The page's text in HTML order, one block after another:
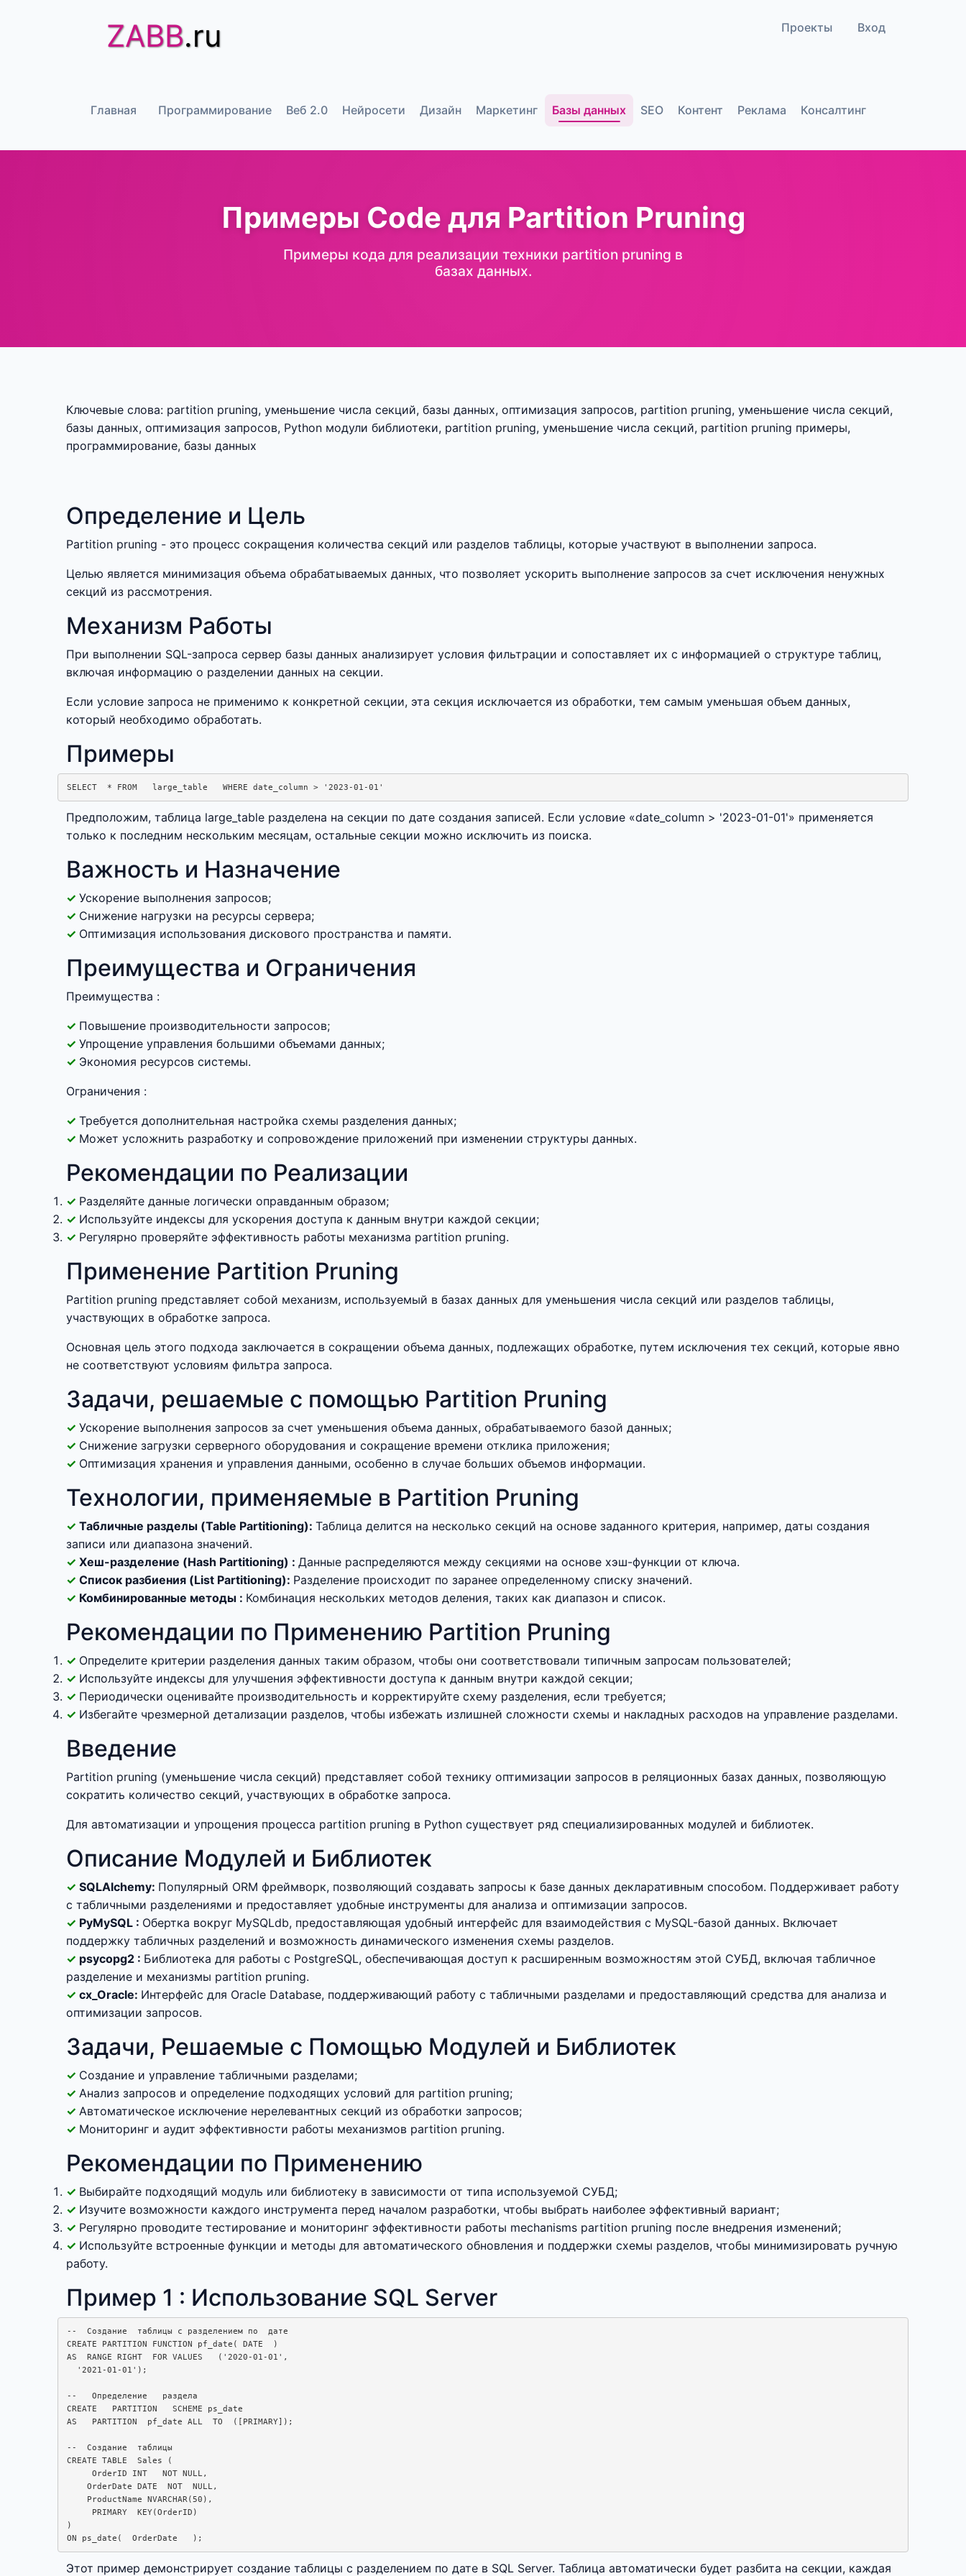
ZABB.ru Проекты Вход
Главная Программирование Веб 2.0 Нейросети Дизайн Маркетинг Базы данных SEO Контент Реклама Консалтинг
Примеры Code для Partition Pruning
Примеры кода для реализации техники partition pruning в
базах данных.
Ключевые слова: partition pruning, уменьшение числа секций, базы данных, оптимизация запросов, partition pruning, уменьшение числа секций,
базы данных, оптимизация запросов, Python модули библиотеки, partition pruning, уменьшение числа секций, partition pruning примеры,
программирование, базы данных
Определение и Цель
Partition pruning - это процесс сокращения количества секций или разделов таблицы, которые участвуют в выполнении запроса.
Целью является минимизация объема обрабатываемых данных, что позволяет ускорить выполнение запросов за счет исключения ненужных
секций из рассмотрения.
Механизм Работы
При выполнении SQL-запроса сервер базы данных анализирует условия фильтрации и сопоставляет их с информацией о структуре таблиц,
включая информацию о разделении данных на секции.
Если условие запроса не применимо к конкретной секции, эта секция исключается из обработки, тем самым уменьшая объем данных,
который необходимо обработать.
Примеры
Предположим, таблица large_table разделена на секции по дате создания записей. Если условие «date_column > '2023-01-01'» применяется
только к последним нескольким месяцам, остальные секции можно исключить из поиска.
Важность и Назначение
Ускорение выполнения запросов;
Снижение нагрузки на ресурсы сервера;
Оптимизация использования дискового пространства и памяти.
Преимущества и Ограничения
Преимущества :
Повышение производительности запросов;
Упрощение управления большими объемами данных;
Экономия ресурсов системы.
Ограничения :
Требуется дополнительная настройка схемы разделения данных;
Может усложнить разработку и сопровождение приложений при изменении структуры данных.
Рекомендации по Реализации
Разделяйте данные логически оправданным образом;
Используйте индексы для ускорения доступа к данным внутри каждой секции;
Регулярно проверяйте эффективность работы механизма partition pruning.
Применение Partition Pruning
Partition pruning представляет собой механизм, используемый в базах данных для уменьшения числа секций или разделов таблицы,
участвующих в обработке запроса.
Основная цель этого подхода заключается в сокращении объема данных, подлежащих обработке, путем исключения тех секций, которые явно
не соответствуют условиям фильтра запроса.
Задачи, решаемые с помощью Partition Pruning
Ускорение выполнения запросов за счет уменьшения объема данных, обрабатываемого базой данных;
Снижение загрузки серверного оборудования и сокращение времени отклика приложения;
Оптимизация хранения и управления данными, особенно в случае больших объемов информации.
Технологии, применяемые в Partition Pruning
Табличные разделы (Table Partitioning): Таблица делится на несколько секций на основе заданного критерия, например, даты создания
записи или диапазона значений.
Хеш-разделение (Hash Partitioning) : Данные распределяются между секциями на основе хэш-функции от ключа.
Список разбиения (List Partitioning): Разделение происходит по заранее определенному списку значений.
Комбинированные методы : Комбинация нескольких методов деления, таких как диапазон и список.
Рекомендации по Применению Partition Pruning
Определите критерии разделения данных таким образом, чтобы они соответствовали типичным запросам пользователей;
Используйте индексы для улучшения эффективности доступа к данным внутри каждой секции;
Периодически оценивайте производительность и корректируйте схему разделения, если требуется;
Избегайте чрезмерной детализации разделов, чтобы избежать излишней сложности схемы и накладных расходов на управление разделами.
Введение
Partition pruning (уменьшение числа секций) представляет собой технику оптимизации запросов в реляционных базах данных, позволяющую
сократить количество секций, участвующих в обработке запроса.
Для автоматизации и упрощения процесса partition pruning в Python существует ряд специализированных модулей и библиотек.
Описание Модулей и Библиотек
SQLAlchemy: Популярный ORM фреймворк, позволяющий создавать запросы к базе данных декларативным способом. Поддерживает работу
с табличными разделениями и предоставляет удобные инструменты для анализа и оптимизации запросов.
PyMySQL : Обертка вокруг MySQLdb, предоставляющая удобный интерфейс для взаимодействия с MySQL-базой данных. Включает
поддержку табличных разделений и возможность динамического изменения схемы разделов.
psycopg2 : Библиотека для работы с PostgreSQL, обеспечивающая доступ к расширенным возможностям этой СУБД, включая табличное
разделение и механизмы partition pruning.
cx_Oracle: Интерфейс для Oracle Database, поддерживающий работу с табличными разделами и предоставляющий средства для анализа и
оптимизации запросов.
Задачи, Решаемые с Помощью Модулей и Библиотек
Создание и управление табличными разделами;
Анализ запросов и определение подходящих условий для partition pruning;
Автоматическое исключение нерелевантных секций из обработки запросов;
Мониторинг и аудит эффективности работы механизмов partition pruning.
Рекомендации по Применению
Выбирайте подходящий модуль или библиотеку в зависимости от типа используемой СУБД;
Изучите возможности каждого инструмента перед началом разработки, чтобы выбрать наиболее эффективный вариант;
Регулярно проводите тестирование и мониторинг эффективности работы mechanisms partition pruning после внедрения изменений;
Используйте встроенные функции и методы для автоматического обновления и поддержки схемы разделов, чтобы минимизировать ручную
работу.
Пример 1 : Использование SQL Server
--  Создание  таблицы с разделением по  дате
CREATE PARTITION FUNCTION pf_date( DATE  )
AS  RANGE RIGHT  FOR VALUES   ('2020-01-01',
  '2021-01-01');
--   Определение   раздела
CREATE   PARTITION   SCHEME ps_date
AS   PARTITION  pf_date ALL  TO  ([PRIMARY]);
--  Создание  таблицы
CREATE TABLE  Sales (
     OrderID INT   NOT NULL,
    OrderDate DATE  NOT  NULL,
    ProductName NVARCHAR(50),
     PRIMARY  KEY(OrderID)
)
Этот пример демонстрирует создание таблицы с разделением по дате в SQL Server. Таблица автоматически будет разбита на секции, каждая